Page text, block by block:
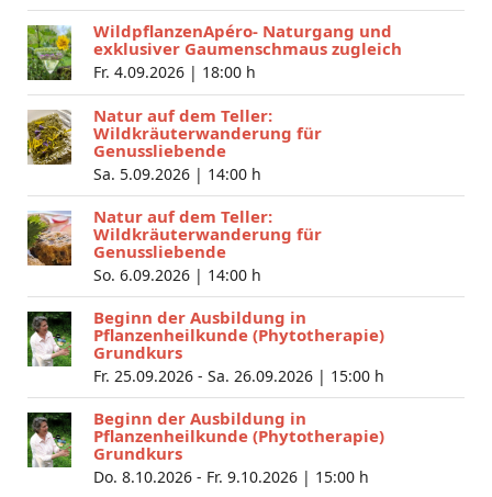
WildpflanzenApéro- Naturgang und
exklusiver Gaumenschmaus zugleich
Fr. 4.09.2026 | 18:00 h
Natur auf dem Teller:
Wildkräuterwanderung für
Genussliebende
Sa. 5.09.2026 | 14:00 h
Natur auf dem Teller:
Wildkräuterwanderung für
Genussliebende
So. 6.09.2026 | 14:00 h
Beginn der Ausbildung in
Pflanzenheilkunde (Phytotherapie)
Grundkurs
Fr. 25.09.2026 - Sa. 26.09.2026 | 15:00 h
Beginn der Ausbildung in
Pflanzenheilkunde (Phytotherapie)
Grundkurs
Do. 8.10.2026 - Fr. 9.10.2026 | 15:00 h